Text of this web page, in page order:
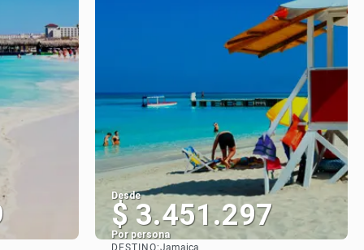
Desde
$ 3.451.297
Por persona
DESTINO:Jamaica